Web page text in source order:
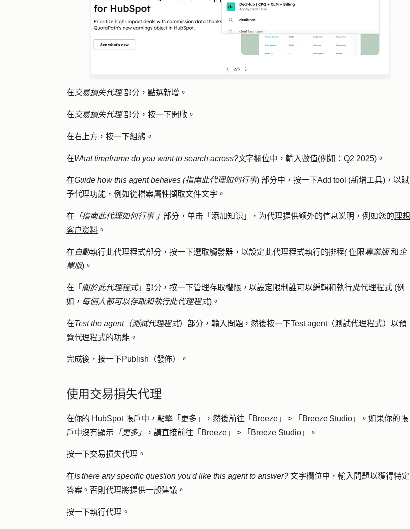
在 交易損失代理部分，點選新增 。
在 交易損失代理部分，按一下開啟 。
在右上方，按一下組態 。
在What timeframe do you want to search across?文字欄位中，輸入數值(例如：Q2 2025)。
在Guide how this agent behaves (指南此代理如何行事) 部分中，按一下Add tool (新增工具)，以賦
予代理功能，例如從檔案屬性擷取文件文字。
在 「指南此代理如何行事 」 部分，单击 「添加知识 」，为代理提供额外的信息说明，例如您的理想
客户资料 。
在 自動執行此代理程式部分，按一下選取觸發器 ，以設定此代理程式執行的排程(僅限專業版和 企
業版)。
在「 關於此代理程式」部分，按一下管理存取權限 ，以設定限制誰可以編輯和執行此代理程式 (例
如， 每個人都可以存取和執行此代理程式)。
在Test the agent（測試代理程式）部分，輸入 問題 ，然後按一下Test agent（測試代理程式）以預
覽代理程式的功能。
完成後，按一下Publish（發佈） 。
使用交易損失代理
在你的 HubSpot 帳戶中，點擊 「更多」 ，然後前往 「Breeze」 > 「Breeze Studio」
。如果你的帳
戶中沒有顯示 「更多」 ，請直接前往 「Breeze」 > 「Breeze Studio」 。
按一下交易損失代理 。
在Is there any specific question you'd like this agent to answer? 文字欄位中，輸入 問題以獲得特定
答案。否則代理將提供一般建議。
按一下執行代理 。